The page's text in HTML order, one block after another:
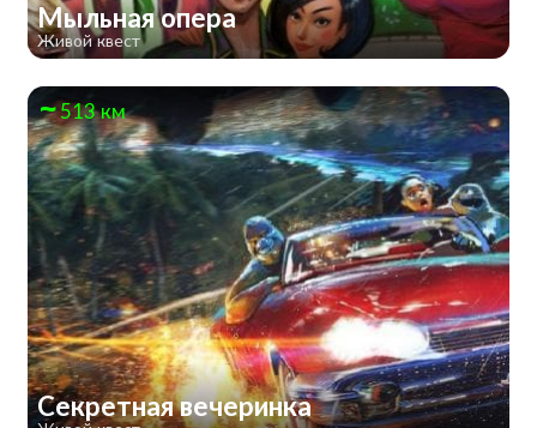
Мыльная опера
Живой квест
513 км
Секретная вечеринка